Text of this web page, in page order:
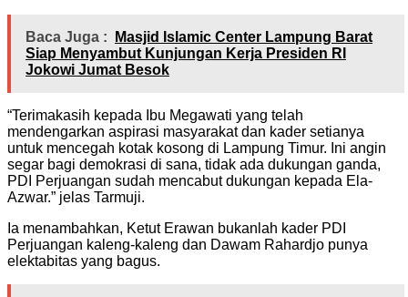
Baca Juga :
Masjid Islamic Center Lampung Barat
Siap Menyambut Kunjungan Kerja Presiden RI
Jokowi Jumat Besok
“Terimakasih kepada Ibu Megawati yang telah
mendengarkan aspirasi masyarakat dan kader setianya
untuk mencegah kotak kosong di Lampung Timur. Ini angin
segar bagi demokrasi di sana, tidak ada dukungan ganda,
PDI Perjuangan sudah mencabut dukungan kepada Ela-
Azwar.” jelas Tarmuji.
Ia menambahkan, Ketut Erawan bukanlah kader PDI
Perjuangan kaleng-kaleng dan Dawam Rahardjo punya
elektabitas yang bagus.